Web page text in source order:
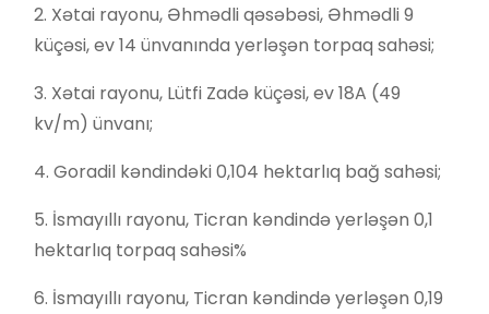
2. Xətai rayonu, Əhmədli qəsəbəsi, Əhmədli 9
küçəsi, ev 14 ünvanında yerləşən torpaq sahəsi;
3. Xətai rayonu, Lütfi Zadə küçəsi, ev 18A (49
kv/m) ünvanı;
4. Goradil kəndindəki 0,104 hektarlıq bağ sahəsi;
5. İsmayıllı rayonu, Ticran kəndində yerləşən 0,1
hektarlıq torpaq sahəsi%
6. İsmayıllı rayonu, Ticran kəndində yerləşən 0,19